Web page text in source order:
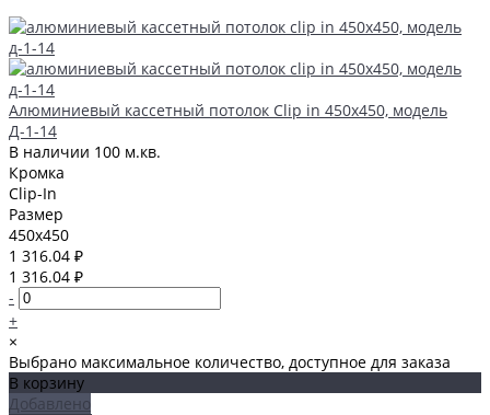
Алюминиевый кассетный потолок Clip in 450х450, модель
Д-1-14
В наличии 100 м.кв.
Кромка
Clip-In
Размер
450x450
1 316.04 ₽
1 316.04 ₽
-
+
×
Выбрано максимальное количество, доступное для заказа
В корзину
Добавлено